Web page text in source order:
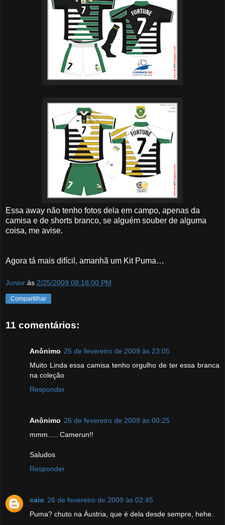
Essa away não tenho fotos dela em campo, apenas da
camisa e de shorts branco, se alguém souber de alguma
coisa, me avise.
Agora tá mais difícil, amanhã um Kit Puma…
Junior às 2/25/2009 08:18:00 PM
Compartilhar
11 comentários:
Anônimo 25 de fevereiro de 2009 às 23:05
Muito Linda essa camisa tenho orgulho de ter essa branca
na coleção
Responder
Anônimo 26 de fevereiro de 2009 às 00:25
mmm..... Camerun!!
Saludos
Responder
caio 26 de fevereiro de 2009 às 02:45
Puma? chuto na Áustria, que é dela desde sempre, hehe.